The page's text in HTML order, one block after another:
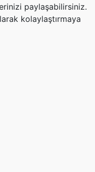
paylaşabilirsiniz.
kolaylaştırmaya